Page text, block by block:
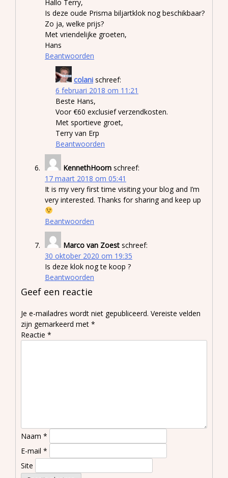
Hallo Terry,
Is deze oude Prisma biljartklok nog beschikbaar?
Zo ja, welke prijs?
Met vriendelijke groeten,
Hans
Beantwoorden
colani schreef:
6 februari 2018 om 11:21
Beste Hans,
Voor €60 exclusief verzendkosten.
Met sportieve groet,
Terry van Erp
Beantwoorden
KennethHoorn schreef:
17 maart 2018 om 05:41
It is my very first time visiting your blog and I’m
very interested. Thanks for sharing and keep up
Beantwoorden
Marco van Zoest schreef:
30 oktober 2020 om 19:35
Is deze klok nog te koop ?
Beantwoorden
Geef een reactie
Je e-mailadres wordt niet gepubliceerd. Vereiste velden
zijn gemarkeerd met *
Reactie *
Naam *
E-mail *
Site